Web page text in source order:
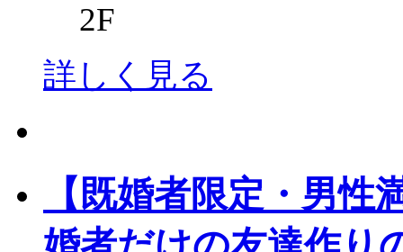
2F
詳しく見る
【既婚者限定・男性